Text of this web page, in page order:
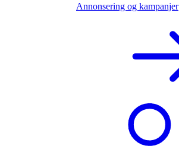
Annonsering og kampanjer